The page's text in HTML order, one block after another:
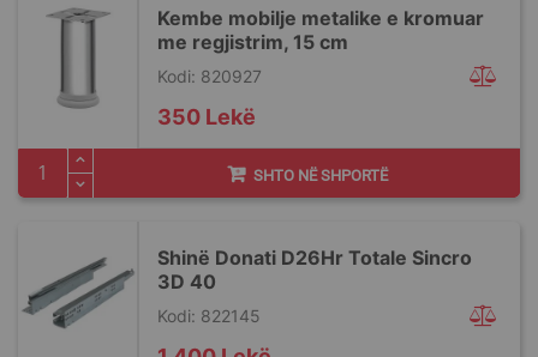
Kembe mobilje metalike e kromuar
me regjistrim, 15 cm
Kodi: 820927
350 Lekë
SHTO NË SHPORTË
Shinë Donati D26Hr Totale Sincro
3D 40
Kodi: 822145